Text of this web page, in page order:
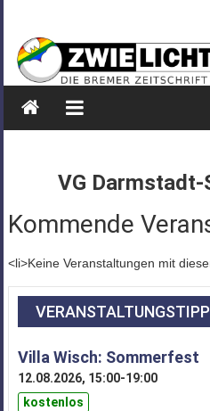
springen
ZWIELICHT
BREMEN
DIE
PSYCHOSOZIALE
VG Darmstadt-
Kommende
<li>Keine Veranstaltungen mit
Villa Wisch: Sommerfest
12.08.2026, 15:00-19:00
kostenlos